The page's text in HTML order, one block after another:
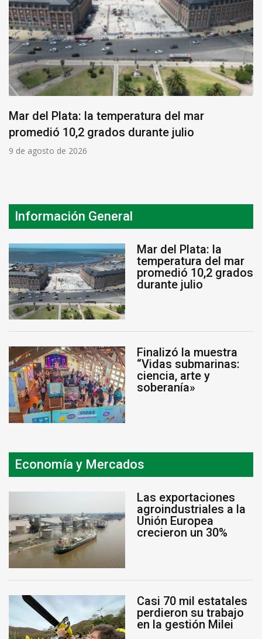
Mar del Plata: la temperatura del mar
promedió 10,2 grados durante julio
9 de agosto de 2026
Información General
Mar del Plata: la
temperatura del mar
promedió 10,2 grados
durante julio
Finalizó la muestra
“Vidas submarinas:
ciencia, arte y
soberanía»
Economía y Mercados
Las exportaciones
agroindustriales a la
Unión Europea
crecieron un 30%
Casi 70 mil estatales
perdieron su trabajo
en la gestión Milei